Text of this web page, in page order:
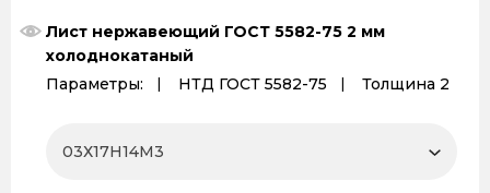
Лист нержавеющий ГОСТ 5582-75 2 мм
холоднокатаный
Параметры:
НТД ГОСТ 5582-75 Толщина 2